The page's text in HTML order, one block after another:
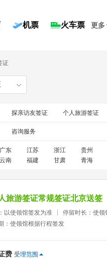
机票 火车票 更多
证
探亲访友签证 个人旅游签证
咨询服务
广东 江苏 浙江
贵州
云南 福建 甘肃 青海
旅游签证常规签证北京送签
以使领馆签发为准
停留时长：使领
：使领馆根据行程签发
费 受理范围